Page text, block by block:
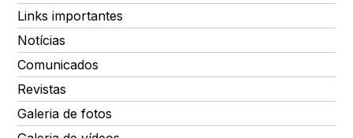
Links importantes
Notícias
Comunicados
Revistas
Galeria de fotos